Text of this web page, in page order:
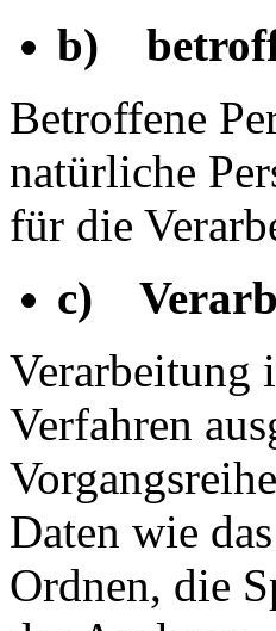
b)
Betroffene
natürliche
für die
c)
Verarbeitung
Verfahren
Daten wie
Ordnen, die